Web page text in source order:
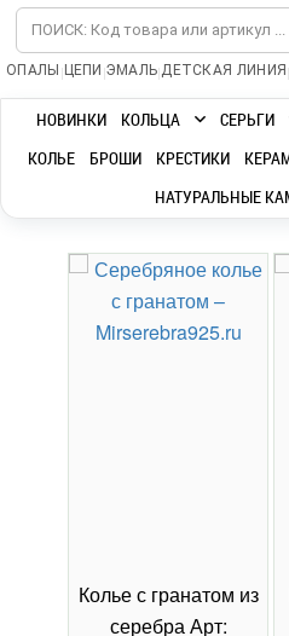
ОПАЛЫ | ЦЕПИ |ЭМАЛЬ|ДЕТСКАЯ ЛИНИЯ |
НОВИНКИ КОЛЬЦА СЕРЬГИ
КОЛЬЕ
БРОШИ КРЕСТИКИ
НАТУРАЛЬНЫЕ
Колье с гранатом из
серебра Арт: